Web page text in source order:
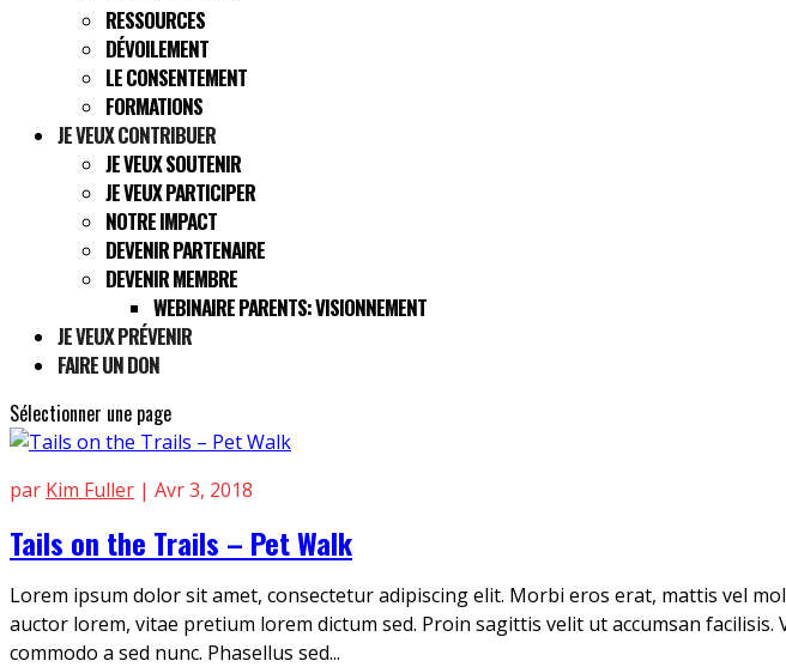
RESSOURCES
DÉVOILEMENT
LE CONSENTEMENT
FORMATIONS
JE VEUX CONTRIBUER
JE VEUX SOUTENIR
JE VEUX PARTICIPER
NOTRE IMPACT
DEVENIR PARTENAIRE
DEVENIR MEMBRE
WEBINAIRE PARENTS: VISIONNEMENT
JE VEUX PRÉVENIR
FAIRE UN DON
Sélectionner une page
par Kim Fuller | Avr 3, 2018
Tails on the Trails – Pet Walk
Lorem ipsum dolor sit amet, consectetur adipiscing elit. Morbi eros erat, mattis vel
auctor lorem, vitae pretium lorem dictum sed. Proin sagittis velit ut accumsan
commodo a sed nunc. Phasellus sed...